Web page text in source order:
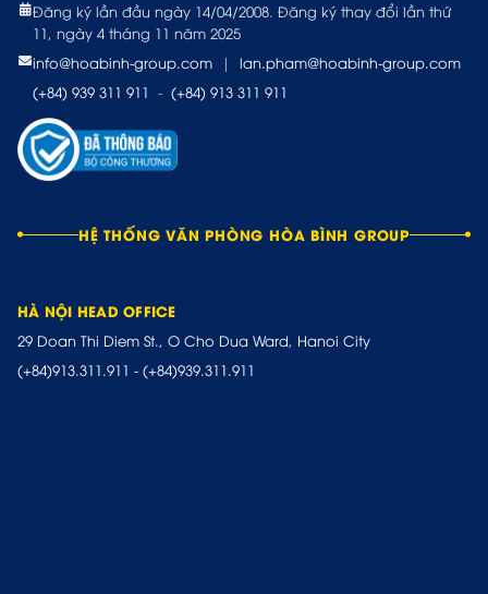
Đăng ký lần đầu ngày 14/04/2008. Đăng ký thay đổi lần thứ
11, ngày 4 tháng 11 năm 2025
info@hoabinh-group.com
|
lan.pham@hoabinh-group.com
(+84) 939 311 911 - (+84) 913 311 911
HỆ THỐNG VĂN PHÒNG HÒA BÌNH GROUP
HÀ NỘI HEAD OFFICE
29 Doan Thi Diem St., O Cho Dua Ward, Hanoi City
(+84)913.311.911 - (+84)939.311.911